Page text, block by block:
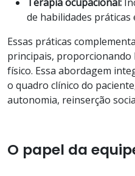
de habilidades práticas
Essas práticas
principais, proporcionando
físico. Essa abordagem
o quadro clínico do
autonomia, reinserção
O papel da